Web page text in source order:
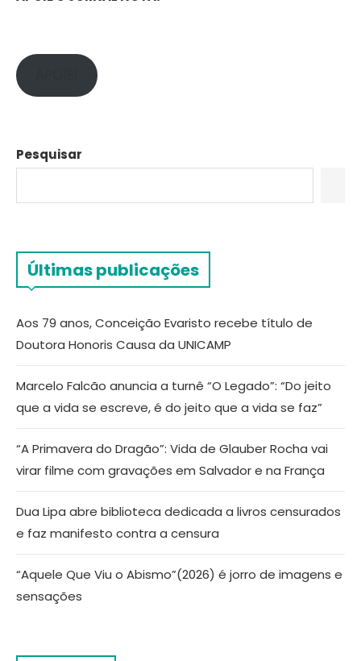
Pesquisar
Últimas publicações
Aos 79 anos, Conceição Evaristo recebe título de
Doutora Honoris Causa da UNICAMP
Marcelo Falcão anuncia a turnê “O Legado”: “Do jeito
que a vida se escreve, é do jeito que a vida se faz”
“A Primavera do Dragão”: Vida de Glauber Rocha vai
virar filme com gravações em Salvador e na França
Dua Lipa abre biblioteca dedicada a livros censurados
e faz manifesto contra a censura
“Aquele Que Viu o Abismo”(2026) é jorro de imagens e
sensações